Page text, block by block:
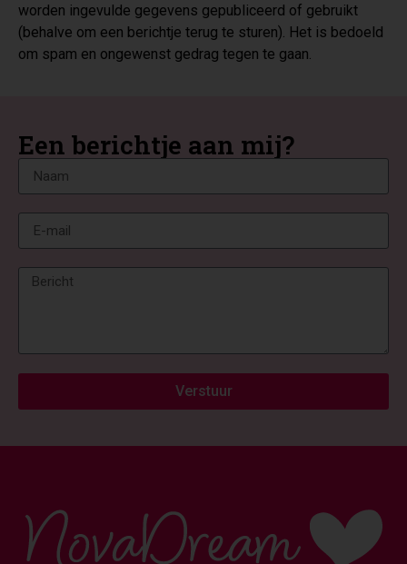
Een berichtje aan mij?
Verstuur
worden ingevulde gegevens gepubliceerd of gebruikt
(behalve om een berichtje terug te sturen). Het is bedoeld
om spam en ongewenst gedrag tegen te gaan.